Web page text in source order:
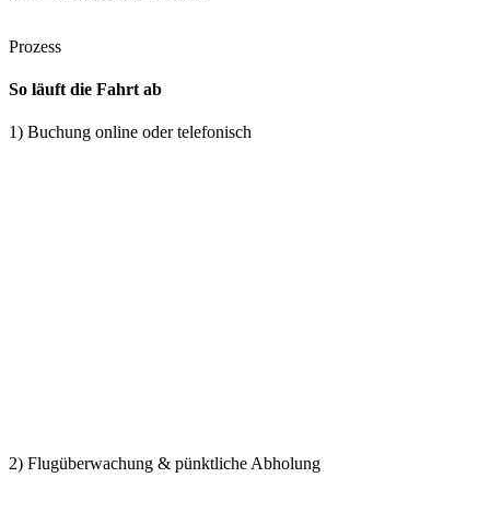
Prozess
So läuft die Fahrt ab
1) Buchung online oder telefonisch
2) Flugüberwachung & pünktliche Abholung